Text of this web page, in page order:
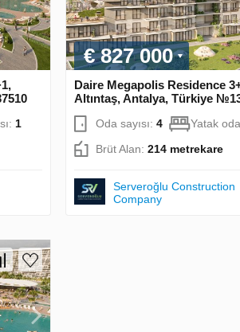
1
€ 827 000
Daire Megapolis Residence
Altıntaş, Antalya, Türkiye
Oda sayısı:4
Yatak
Brüt Alan:214 metrekare
Serveroğlu Construction
Company